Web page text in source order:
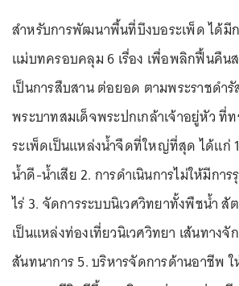
สำหรับการพัฒนาพื้นที่บึงบอระเพ็ด ได้มี
แม่บทครอบคลุม 6 เรื่อง เพื่อพลิกฟื้นคืน
เป็นการสืบสาน ต่อยอด ตามพระราชดำรั
พระบาทสมเด็จพระปกเกล้าเจ้าอยู่หัว ที่
ระเพ็ดเป็นแหล่งน้ำจืดที่ใหญ่ที่สุด ได้แก่
น้ำดี-น้ำเสีย 2. การดำเนินการไม่ให้มีกา
ไร่ 3. จัดการระบบนิเวศวิทยาทั้งพืชน้ำ สั
เป็นแหล่งท่องเที่ยวนิเวศวิทยา เส้นทางจั
สันทนาการ 5. บริหารจัดการด้านอาชีพ